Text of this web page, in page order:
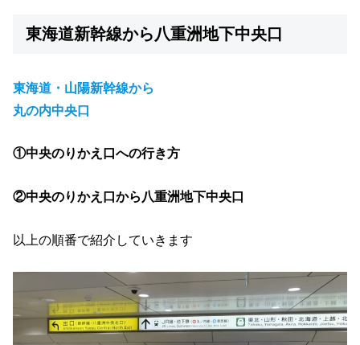
東海道新幹線から八重洲地下中央口
東海道・山陽新幹線から
丸の内中央口
①中央のりかえ口への行き方
②中央のりかえ口から八重洲地下中央口
以上の順番で紹介していきます